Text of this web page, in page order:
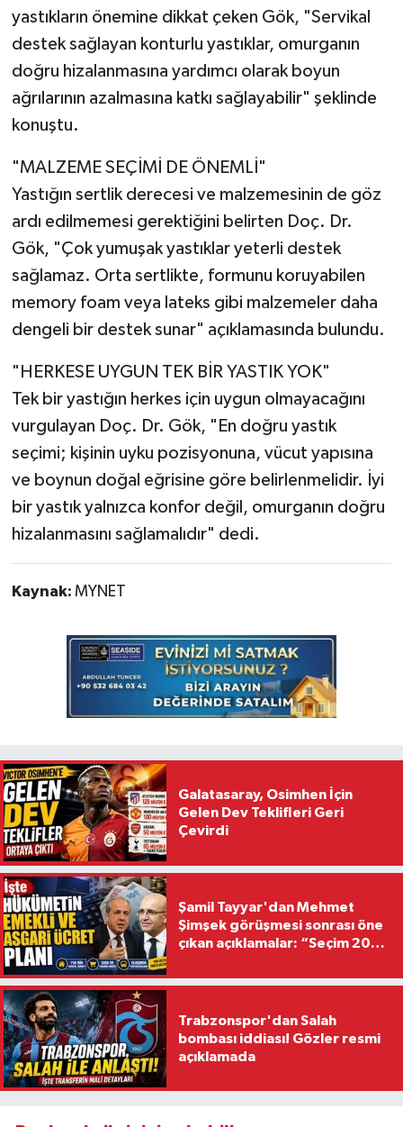
yastıkların önemine dikkat çeken Gök, "Servikal
destek sağlayan konturlu yastıklar, omurganın
doğru hizalanmasına yardımcı olarak boyun
ağrılarının azalmasına katkı sağlayabilir" şeklinde
konuştu.
"MALZEME SEÇİMİ DE ÖNEMLİ"
Yastığın sertlik derecesi ve malzemesinin de göz
ardı edilmemesi gerektiğini belirten Doç. Dr.
Gök, "Çok yumuşak yastıklar yeterli destek
sağlamaz. Orta sertlikte, formunu koruyabilen
memory foam veya lateks gibi malzemeler daha
dengeli bir destek sunar" açıklamasında bulundu.
"HERKESE UYGUN TEK BİR YASTIK YOK"
Tek bir yastığın herkes için uygun olmayacağını
vurgulayan Doç. Dr. Gök, "En doğru yastık
seçimi; kişinin uyku pozisyonuna, vücut yapısına
ve boynun doğal eğrisine göre belirlenmelidir. İyi
bir yastık yalnızca konfor değil, omurganın doğru
hizalanmasını sağlamalıdır" dedi.
Kaynak: MYNET
Galatasaray, Osimhen İçin
Gelen Dev Teklifleri Geri
Çevirdi
Şamil Tayyar'dan Mehmet
Şimşek görüşmesi sonrası öne
çıkan açıklamalar: “Seçim 2028
Trabzonspor'dan Salah
bombası iddiası! Gözler resmi
açıklamada